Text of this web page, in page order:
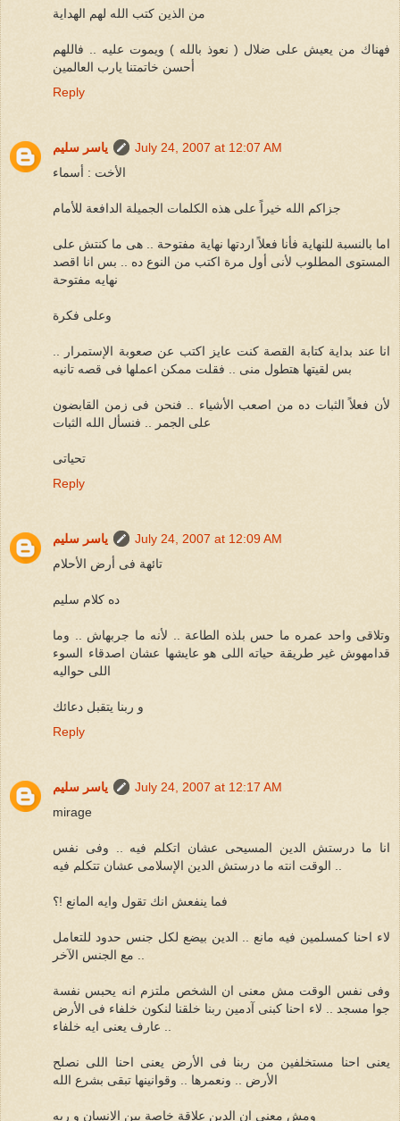
من الذين كتب الله لهم الهداية
فهناك من يعيش على ضلال ( نعوذ بالله ) ويموت عليه .. فاللهم
أحسن خاتمتنا يارب العالمين
Reply
ياسر سليم
July 24, 2007 at 12:07 AM
الأخت : أسماء
جزاكم الله خيراً على هذه الكلمات الجميلة الدافعة للأمام
اما بالنسبة للنهاية فأنا فعلاً اردتها نهاية مفتوحة .. هى ما كنتش على
المستوى المطلوب لأنى أول مرة اكتب من النوع ده .. بس انا اقصد
نهايه مفتوحة
وعلى فكرة
انا عند بداية كتابة القصة كنت عايز اكتب عن صعوبة الإستمرار ..
بس لقيتها هتطول منى .. فقلت ممكن اعملها فى قصه تانيه
لأن فعلاً الثبات ده من اصعب الأشياء .. فنحن فى زمن القابضون
على الجمر .. فنسأل الله الثبات
تحياتى
Reply
ياسر سليم
July 24, 2007 at 12:09 AM
تائهة فى أرض الأحلام
ده كلام سليم
وتلاقى واحد عمره ما حس بلذه الطاعة .. لأنه ما جربهاش .. وما
قدامهوش غير طريقة حياته اللى هو عايشها عشان اصدقاء السوء
اللى حواليه
و ربنا يتقبل دعائك
Reply
ياسر سليم
July 24, 2007 at 12:17 AM
mirage
انا ما درستش الدين المسيحى عشان اتكلم فيه .. وفى نفس
فما ينفعش انك تقول وايه المانع !؟
لاء احنا كمسلمين فيه مانع .. الدين بيضع لكل جنس حدود للتعامل
وفى نفس الوقت مش معنى ان الشخص ملتزم انه يحبس نفسة
جوا مسجد .. لاء احنا كبنى آدمين ربنا خلقنا لنكون خلفاء فى الأرض
.. عارف يعنى ايه خلفاء
يعنى احنا مستخلفين من ربنا فى الأرض يعنى احنا اللى نصلح
الأرض .. ونعمرها .. وقوانينها تبقى بشرع الله
ومش معنى ان الدين علاقة خاصة بين الإنسان و ربه